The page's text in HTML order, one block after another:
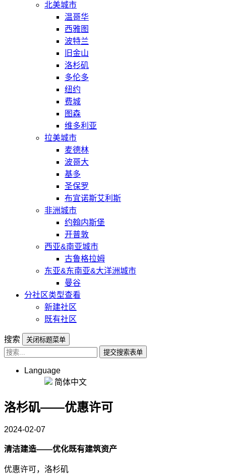
北美城市
温哥华
西雅图
波特兰
旧金山
洛杉矶
多伦多
纽约
费城
图森
维多利亚
拉美城市
麦德林
波哥大
基多
圣保罗
布宜诺斯艾利斯
非洲城市
约翰内斯堡
开普敦
西亚&南亚城市
古鲁格拉姆
东亚&东南亚&大洋洲城市
曼谷
分社区类型查看
新建社区
既有社区
搜索
关闭标题菜单
提交搜索表单
Language
简体中文
洛杉矶——优惠许可
2024-02-07
清洁建造——优化既有建筑资产
优惠许可，洛杉矶